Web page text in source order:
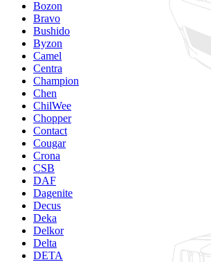
Bozon
Bravo
Bushido
Byzon
Camel
Centra
Champion
Chen
ChilWee
Chopper
Contact
Cougar
Crona
CSB
DAF
Dagenite
Decus
Deka
Delkor
Delta
DETA